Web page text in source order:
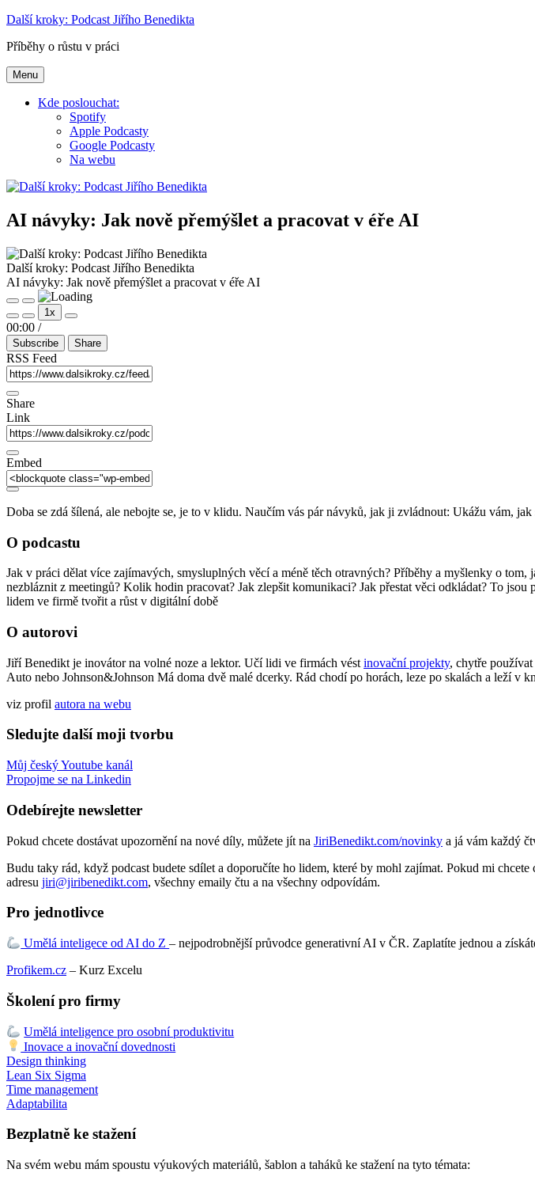
Přejít
obsahu
Další kroky: Podcast Jiřího Benedikta
Příběhy o růstu v práci
Menu
Kde poslouchat:
Spotify
Apple Podcasty
Google Podcasty
Na webu
AI návyky: Jak nově přemýšlet a pracovat v éře AI
Další kroky: Podcast Jiřího Benedikta
AI návyky: Jak nově přemýšlet a pracovat v éře AI
Play
Episode
Pause
Episode
Mute/Unmute
Episode
Rewind
10
Seconds
1x
Fast
Forward
30
00:00 /
Subscribe Share
RSS Feed
Share
Link
Embed
Doba se zdá šílená, ale nebojte se, je to v klidu. Naučím vás pár návyků, jak ji zvládnout: Ukážu vám,
O podcastu
Jak v práci dělat více zajímavých, smysluplných věcí a méně těch otravných? Příběhy a myšlenky o
nezbláznit z meetingů? Kolik hodin pracovat? Jak zlepšit komunikaci? Jak přestat věci odkládat? To
lidem ve firmě tvořit a růst v digitální době
O autorovi
Jiří Benedikt je inovátor na volné noze a lektor. Učí lidi ve firmách vést inovační projekty, chytře
Auto nebo Johnson&Johnson Má doma dvě malé dcerky. Rád chodí po horách, leze po skalách a leží v
viz profil autora na webu
Sledujte další moji tvorbu
Můj český Youtube kanál
Propojme se na Linkedin
Odebírejte newsletter
Pokud chcete dostávat upozornění na nové díly, můžete jít na JiriBenedikt.com/novinky a já vám každý
Budu taky rád, když podcast budete sdílet a doporučíte ho lidem, které by mohl zajímat. Pokud mi
adresu jiri@jiribenedikt.com, všechny emaily čtu a na všechny odpovídám.
Pro jednotlivce
Umělá inteligece od AI do Z– nejpodrobnější průvodce generativní AI v ČR. Zaplatíte jednou a
Profikem.cz – Kurz Excelu
Školení pro firmy
Umělá inteligence pro osobní produktivitu
Inovace a inovační dovednosti
Design thinking
Lean Six Sigma
Time management
Adaptabilita
Bezplatně ke stažení
Na svém webu mám spoustu výukových materiálů, šablon a taháků ke stažení na tyto témata: